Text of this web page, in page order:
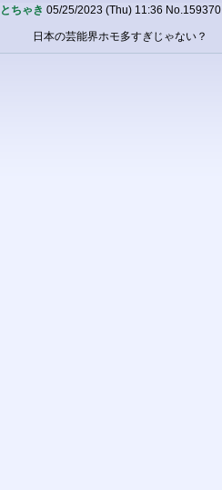
とちゃき 05/25/2023 (Thu) 11:36 No.159370
日本の芸能界ホモ多すぎじゃない？